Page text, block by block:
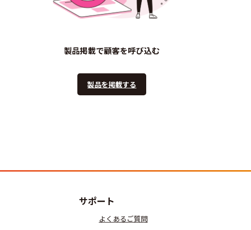
製品掲載で顧客を呼び込む
製品を掲載する
サポート
よくあるご質問